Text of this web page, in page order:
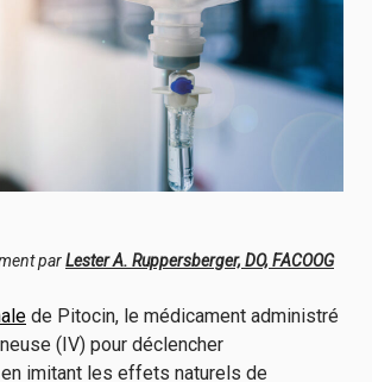
parLester A. Ruppersberger, DO, FACOOG
de Pitocin, le médicament administré
(IV) pour déclencher
imitant les effets naturels de